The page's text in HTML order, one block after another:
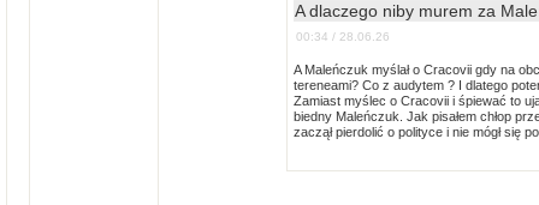
A dlaczego niby murem za
00:34 / 28.06.26
A Maleńczuk myślał o Cracovii gdy na
tereneami? Co z audytem ? I dlatego
Zamiast myślec o Cracovii i śpiewać to
biedny Maleńczuk. Jak pisałem chłop
zaczął pierdolić o polityce i nie mógł się